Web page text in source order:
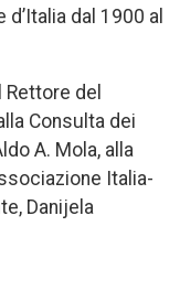
dal 1900 al
del
Consulta dei
A. Mola, alla
Italia-
Danijela